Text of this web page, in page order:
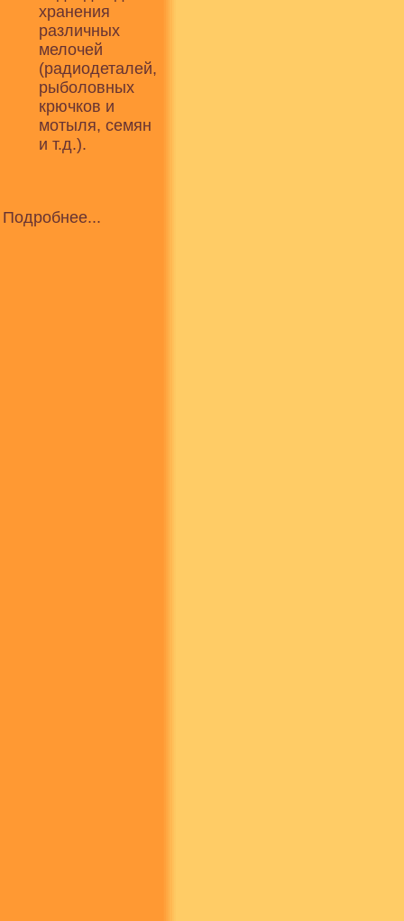
хранения
различных
мелочей
(радиодеталей,
рыболовных
крючков и
мотыля, семян
и т.д.).
Подробнее...